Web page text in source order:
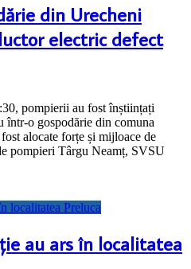
din Urecheni
electric defect
pompierii au fost înștiințați
într-o gospodărie din comuna
alocate forțe și mijloace de
pompieri Târgu Neamț, SVSU
au ars în localitatea